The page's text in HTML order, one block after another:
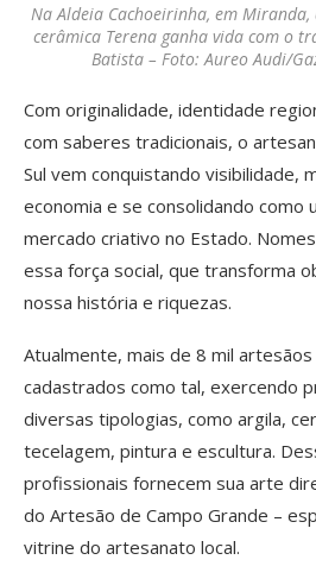
Na Aldeia Cachoeirinha, em
cerâmica Terena ganha vida com o
Batista – Foto: Aureo Audi/
Com originalidade, identidade
com saberes tradicionais, o
Sul vem conquistando visibilidade,
economia e se consolidando como
mercado criativo no Estado.
essa força social, que transforma
nossa história e riquezas.
Atualmente, mais de 8 mil
cadastrados como tal, exercendo
diversas tipologias, como argila,
tecelagem, pintura e escultura.
profissionais fornecem sua arte
do Artesão de Campo Grande –
vitrine do artesanato local.